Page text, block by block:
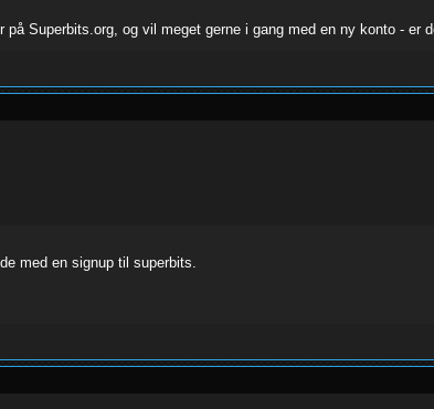
Superbits.org, og vil meget gerne i gang med en ny konto - er
med en signup til superbits.